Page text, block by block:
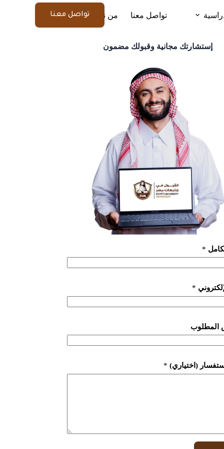
تواصل معنا من نحن المزيد
تواصل معنا
إستشارتك مجانية وقبولك مضمون
*
*
المطلوب
(اختياري) *